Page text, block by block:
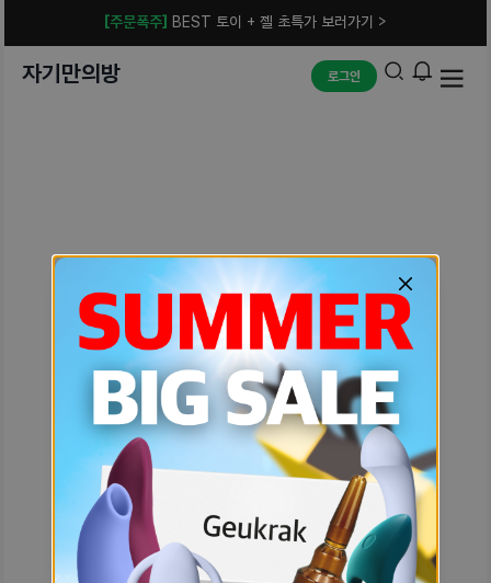
[주문폭주] BEST 토이 + 젤 초특가 보러가기 >
자기만의방 로그인
예상치 못한 에러입니다.